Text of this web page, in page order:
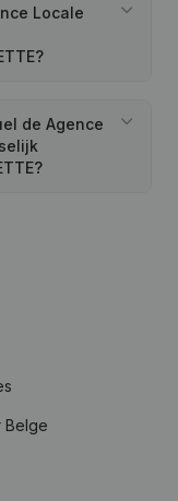
Locale
de Agence
Belge